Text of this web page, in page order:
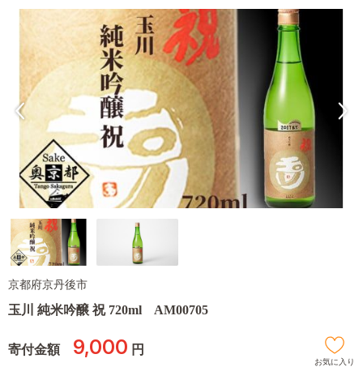
京都府京丹後市
玉川 純米吟醸 祝 720ml AM00705
寄付金額 9,000 円
お気に入り